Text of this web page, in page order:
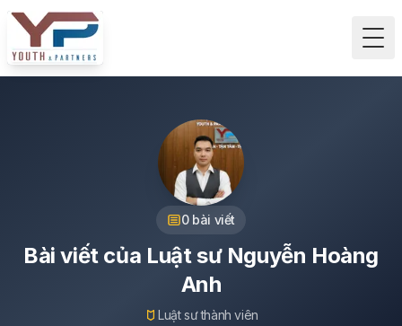
0 bài viết
Bài viết của Luật sư Nguyễn Hoàng
Anh
Luật sư thành viên